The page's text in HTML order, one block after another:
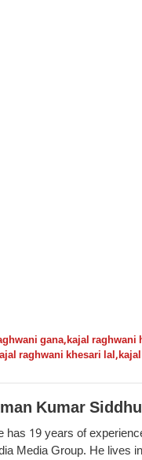
gana,kajal raghwani
raghwani khesari lal,
Kumar Siddhu
has 19 years of
Media Group. He lives